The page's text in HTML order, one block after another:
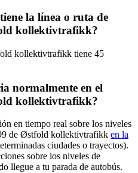
la línea o ruta de
kollektivtrafikk?
kollektivtrafikk tiene 45
normalmente en el
kollektivtrafikk?
en tiempo real sobre los niveles
de Østfold kollektivtrafikk en la
ciudades o trayectos).
sobre los niveles de
llegue a tu parada de autobús.